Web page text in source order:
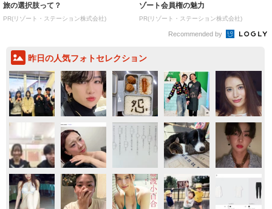
旅の選択肢って？
PR(リゾート・ステーション株式会社)
ゾート会員権の魅力
PR(リゾート・ステーション株式会社)
Recommended by
昨日の人気フォトセレクション